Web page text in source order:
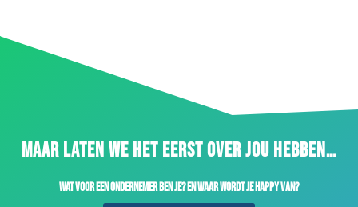
MAAR LATEN WE HET EERST OVER JOU HEBBEN…
Wat voor een ondernemer ben je? En waar wordt je happy van?